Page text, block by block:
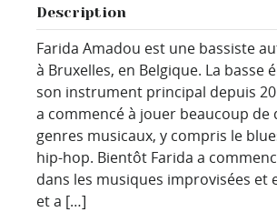
Description
Farida Amadou est une bassiste
à Bruxelles, en Belgique. La basse
son instrument principal depuis
a commencé à jouer beaucoup de
genres musicaux, y compris le
hip-hop. Bientôt Farida a
dans les musiques improvisées et
et a […]